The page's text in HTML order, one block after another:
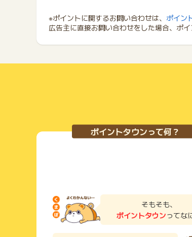
※ポイントに関するお問い合わせは、 ポイン
広告主に直接お問い合わせをした場合、ポ
ポイントタウンって何？
そもそも、
ポイントタウンってな